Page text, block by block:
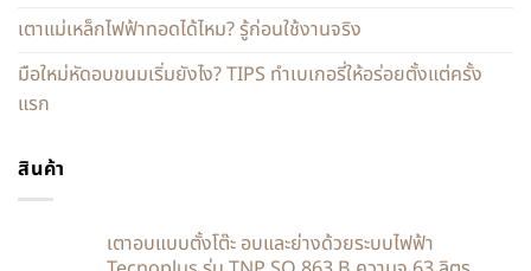
เตาแม่เหล็กไฟฟ้าทอดได้ไหม? รู้ก่อนใช้งานจริง
มือใหม่หัดอบขนมเริ่มยังไง? TIPS ทำเบเกอรี่ให้อร่อยตั้งแต่ครั้ง
แรก
สินค้า
เตาอบแบบตั้งโต๊ะ อบและย่างด้วยระบบไฟฟ้า